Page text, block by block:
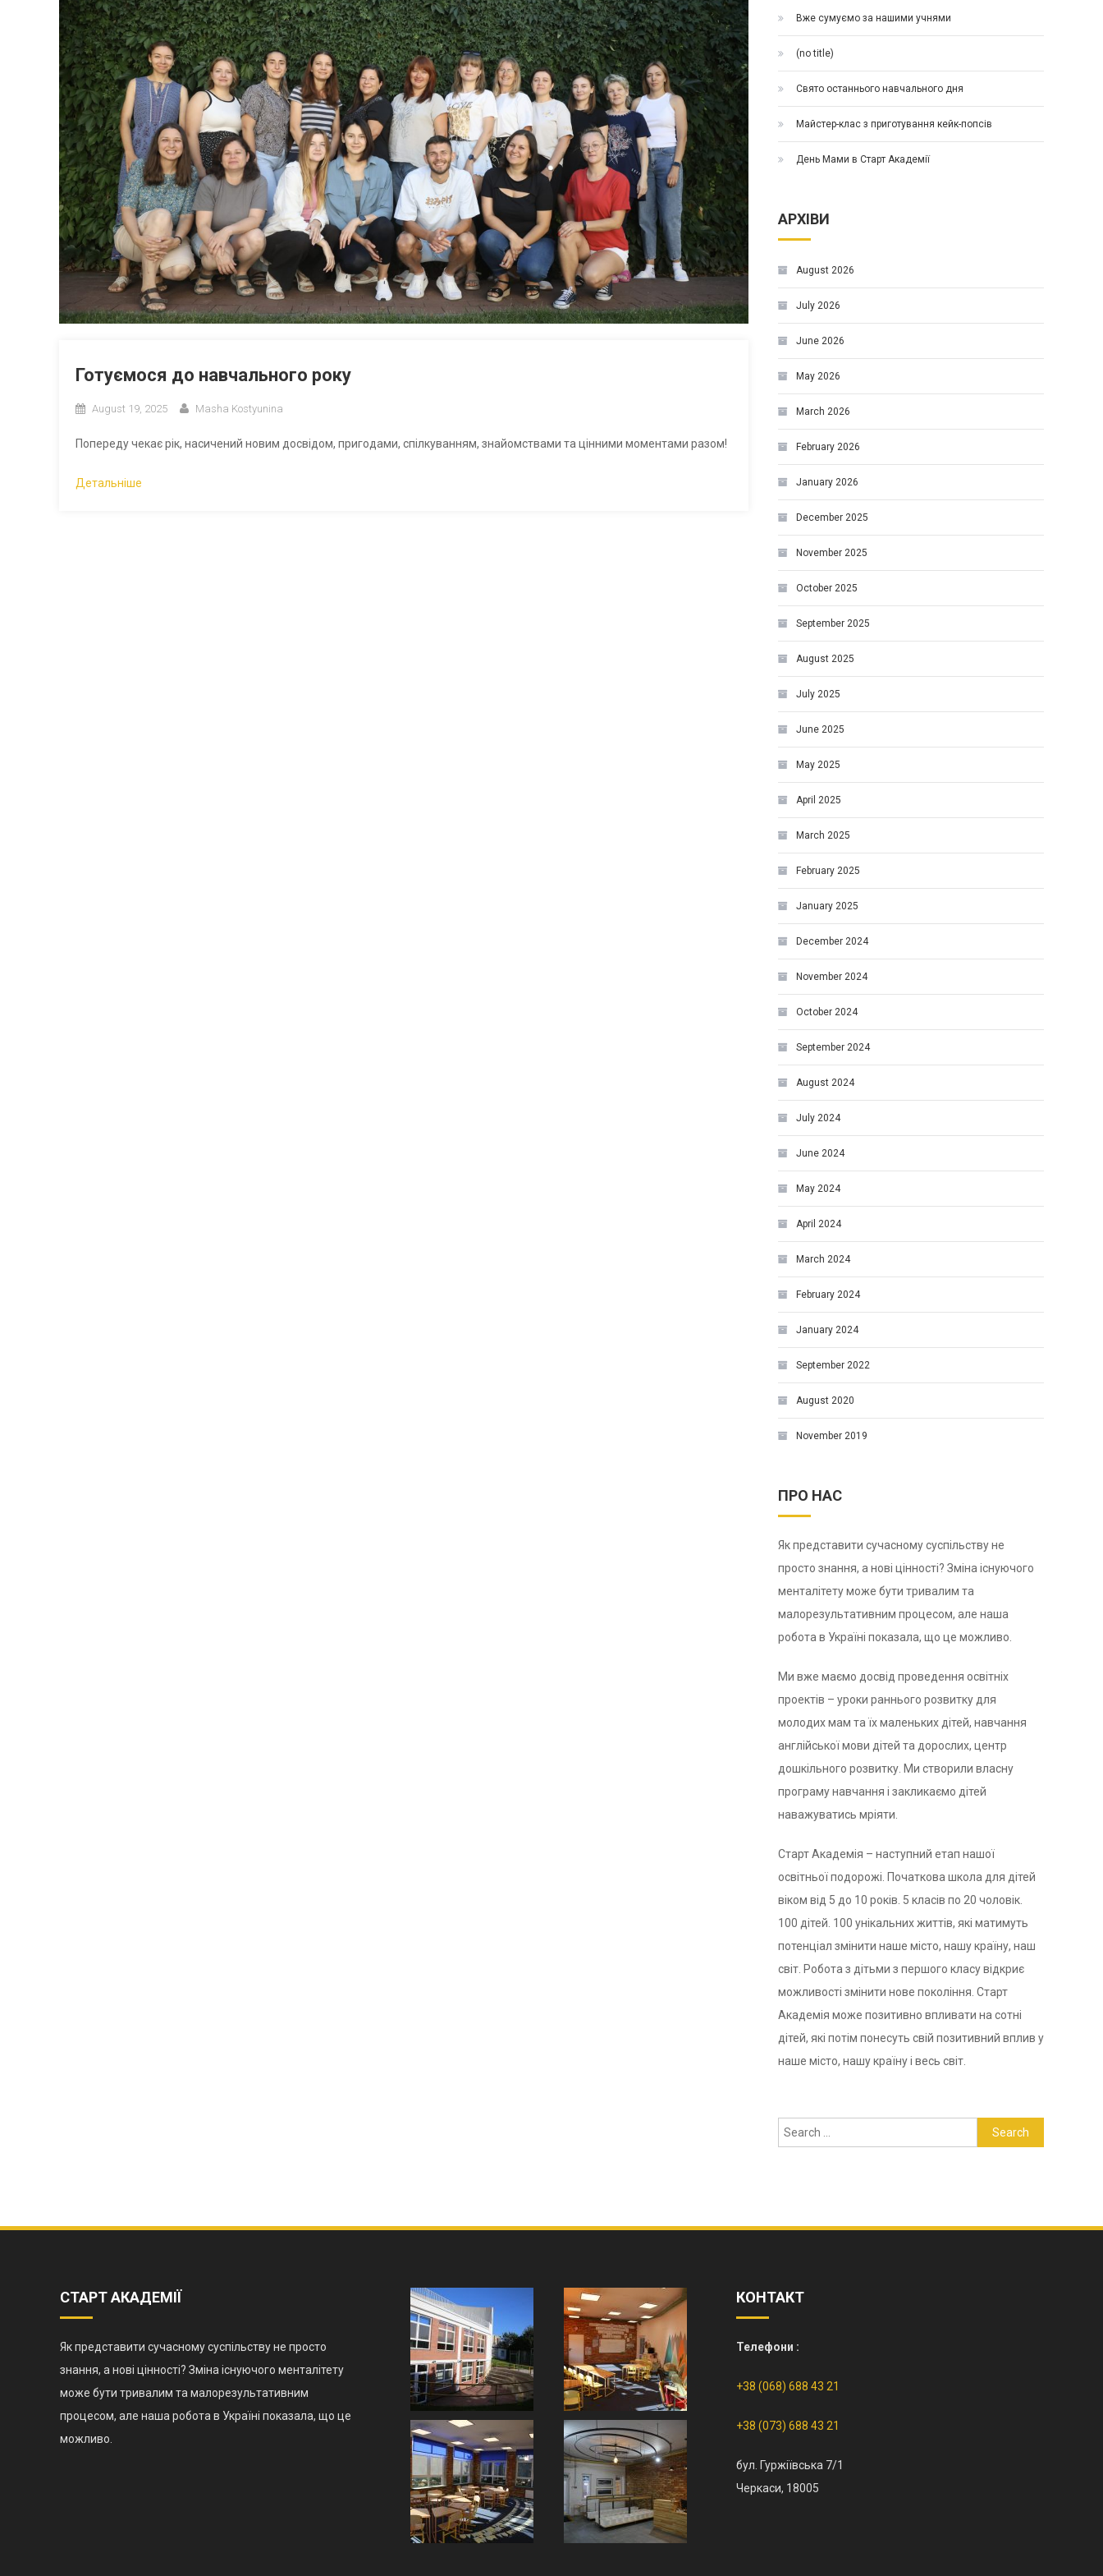
Готуємося до навчального року
August 19, 2025 Masha Kostyunina
Попереду чекає рік, насичений новим досвідом, пригодами, спілкуванням, знайомствами та цінними моментами разом!
Детальніше
Вже сумуємо за нашими учнями
(no title)
Свято останнього навчального дня
Майстер-клас з приготування кейк-попсів
День Мами в Старт Академії
АРХІВИ
August 2026
July 2026
June 2026
May 2026
March 2026
February 2026
January 2026
December 2025
November 2025
October 2025
September 2025
August 2025
July 2025
June 2025
May 2025
April 2025
March 2025
February 2025
January 2025
December 2024
November 2024
October 2024
September 2024
August 2024
July 2024
June 2024
May 2024
April 2024
March 2024
February 2024
January 2024
September 2022
August 2020
November 2019
ПРО НАС
Як представити сучасному суспільству не
просто знання, а нові цінності? Зміна існуючого
менталітету може бути тривалим та
малорезультативним процесом, але наша
робота в Україні показала, що це можливо.
Ми вже маємо досвід проведення освітніх
проектів – уроки раннього розвитку для
молодих мам та їх маленьких дітей, навчання
англійської мови дітей та дорослих, центр
дошкільного розвитку. Ми створили власну
програму навчання і закликаємо дітей
наважуватись мріяти.
Старт Академія – наступний етап нашої
освітньої подорожі. Початкова школа для дітей
віком від 5 до 10 років. 5 класів по 20 чоловік.
100 дітей. 100 унікальних життів, які матимуть
потенціал змінити наше місто, нашу країну, наш
світ. Робота з дітьми з першого класу відкриє
можливості змінити нове покоління. Старт
Академія може позитивно впливати на сотні
дітей, які потім понесуть свій позитивний вплив у
наше місто, нашу країну і весь світ.
Search
for:
СТАРТ АКАДЕМІЇ
Як представити сучасному суспільству не просто
знання, а нові цінності? Зміна існуючого менталітету
може бути тривалим та малорезультативним
процесом, але наша робота в Україні показала, що це
можливо.
КОНТАКТ
Телефони :
+38 (068) 688 43 21
+38 (073) 688 43 21
бул. Гуржіївська 7/1
Черкаси, 18005